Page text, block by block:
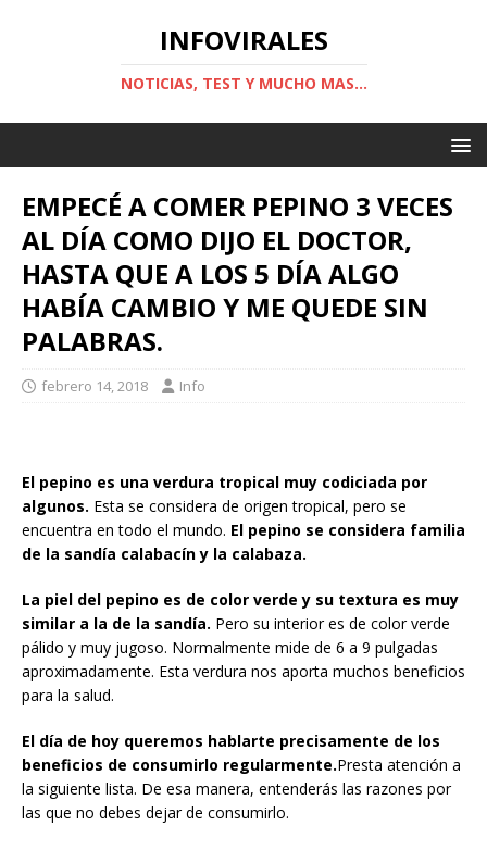
INFOVIRALES
NOTICIAS, TEST Y MUCHO MAS...
EMPECÉ A COMER PEPINO 3 VECES
AL DÍA COMO DIJO EL DOCTOR,
HASTA QUE A LOS 5 DÍA ALGO
HABÍA CAMBIO Y ME QUEDE SIN
PALABRAS.
febrero 14, 2018 Info
El pepino es una verdura tropical muy codiciada por
algunos. Esta se considera de origen tropical, pero se
encuentra en todo el mundo. El pepino se considera familia
de la sandía calabacín y la calabaza.
La piel del pepino es de color verde y su textura es muy
similar a la de la sandía. Pero su interior es de color verde
pálido y muy jugoso. Normalmente mide de 6 a 9 pulgadas
aproximadamente. Esta verdura nos aporta muchos beneficios
para la salud.
El día de hoy queremos hablarte precisamente de los
beneficios de consumirlo regularmente.Presta atención a
la siguiente lista. De esa manera, entenderás las razones por
las que no debes dejar de consumirlo.